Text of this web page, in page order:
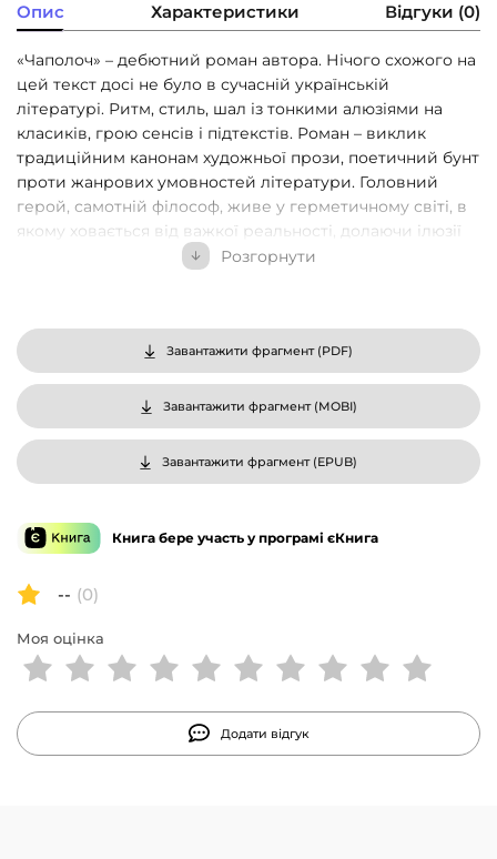
Опис Характеристики Відгуки (0)
«Чаполоч» – дебютний роман автора. Нічого схожого на
цей текст досі не було в сучасній українській
літературі. Ритм, стиль, шал із тонкими алюзіями на
класиків, грою сенсів і підтекстів. Роман – виклик
традиційним канонам художньої прози, поетичний бунт
проти жанрових умовностей літератури. Головний
герой, самотній філософ, живе у герметичному світі, в
якому ховається від важкої реальності, долаючи ілюзії
нестримної молодості в пошуках краси і смаку до
осягнути те, що бачить і боїться побачити під час
глибокої психологічної кризи. І повернути втрачене –
непідробну дитячу радість, первісну чуттєвість, голос
трави, знання мови дерев, птахів і звірів, справжню
повноту буття. Та чи не станеш ти сам звіром у дикому
лісі людей? Глибоко метафорична притча про одвічну
людську самотність, вразливість і жагу пізнати те, від
понад людьми і їхнім світом. Світом без любові.
Розгорнути
Завантажити фрагмент (PDF)
Завантажити фрагмент (MOBI)
Завантажити фрагмент (EPUB)
Книга бере участь у програмі єКнига
-- (0)
Моя оцінка
Додати відгук